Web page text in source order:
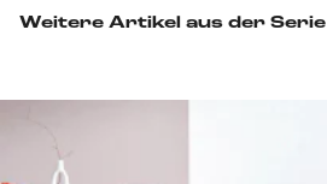
Weitere Artikel aus der Serie